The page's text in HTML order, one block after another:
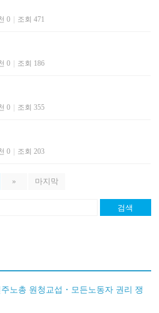
0 조회 471
0 조회 186
0 조회 355
0 조회 203
» 마지막
검색
노총 원청교섭・모든노동자 권리 쟁